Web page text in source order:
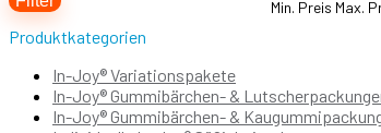
Min. Preis Max.
Produktkategorien
In-Joy® Variationspakete
In-Joy® Gummibärchen- &
In-Joy® Gummibärchen- &